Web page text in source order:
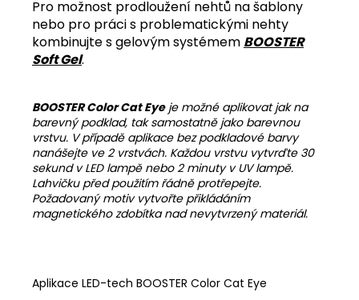
Pro možnost prodloužení nehtů na šablony
nebo pro práci s problematickými nehty
kombinujte s gelovým systémem BOOSTER
Soft Gel.
BOOSTER Color Cat Eyeje možné aplikovat jak na
barevný podklad, tak samostatně jako barevnou
vrstvu. V případě aplikace bez podkladové barvy
nanášejte ve 2 vrstvách. Každou vrstvu vytvrďte 30
sekund v LED lampě nebo 2 minuty v UV lampě.
Lahvičku před použitím řádně protřepejte.
Požadovaný motiv vytvořte přikládáním
magnetického zdobítka nad nevytvrzený materiál.
Aplikace LED-tech BOOSTER Color Cat Eye